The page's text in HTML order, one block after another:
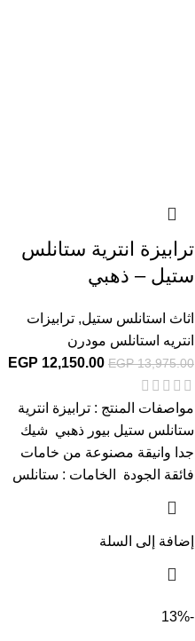
ترابيزة انترية ستانلس
ستيل – ذهبي
اثاث استانلس ستيل, ترابيزات
انتريه استانلس مودرن
EGP13,975.00
EGP 12,150.00
مواصفات المنتج : ترابيزة انترية
ستانلس ستيل بيور ذهبي شيك
جدا وانيقة مصنوعة من خامات
فائقة الجودة الخامات : ستانلس
إضافة إلى السلة
-13%